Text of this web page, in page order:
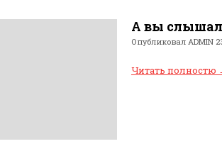
А вы
Опубликовал ADMIN
Читать полностю